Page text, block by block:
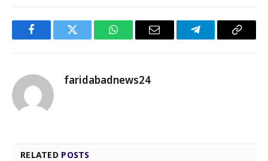
FacebookTwitter WhatsAppEmail TelegramCopy
faridabadnews24
RELATED POSTS